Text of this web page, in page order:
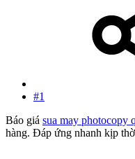
#1
Báo giá sua may photocopy
hàng. Đáp ứng nhanh kịp